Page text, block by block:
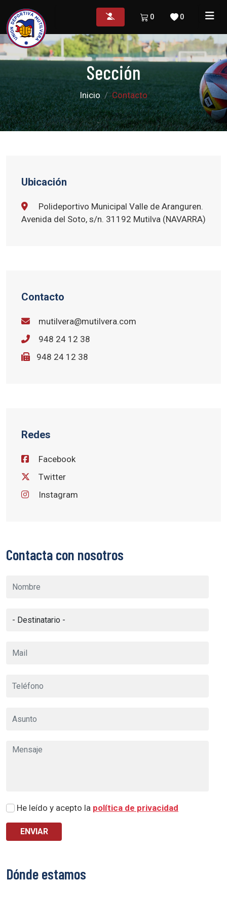
0
0
Sección
Inicio Contacto
Ubicación
Polideportivo Municipal Valle de Aranguren.
Avenida del Soto, s/n. 31192 Mutilva (NAVARRA)
Contacto
mutilvera@mutilvera.com
948 24 12 38
948 24 12 38
Redes
Facebook
Twitter
Instagram
Contacta con nosotros
He leído y acepto la política de privacidad
Dónde estamos